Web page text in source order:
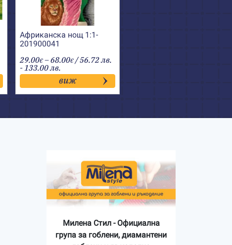
Африканска нощ 1:1-
201900041
29.00€ –68.00€Price
range:
29.00€
through
68.00€
/ 56.72 лв.
- 133.00 лв.
виж
Милена Стил - Официална
група за гоблени, диамантени